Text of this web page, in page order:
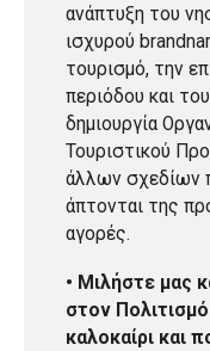
ανάπτυξη του
ισχυρού
τουρισμό, την
περιόδου και
δημιουργία
Τουριστικού
άλλων σχεδίων
άπτονται της
αγορές.
• Μιλήστε μας
στον
καλοκαίρι και